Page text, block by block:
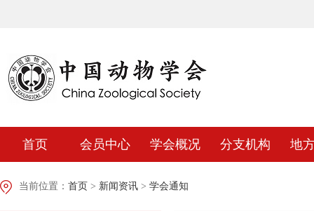
首页 会员中心 学会概况 分支机构 地
当前位置： 首页 > 新闻资讯 > 学会通知